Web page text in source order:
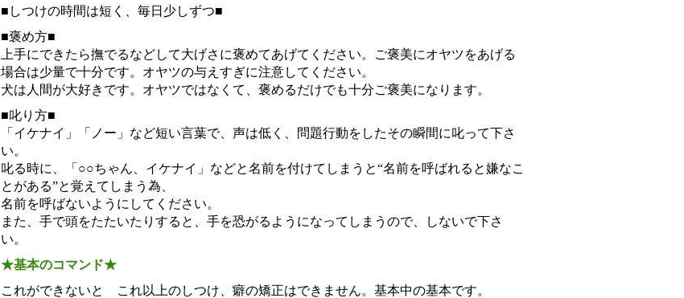
■しつけの時間は短く、毎日少しずつ■
■褒め方■
上手にできたら撫でるなどして大げさに褒めてあげてください。ご褒美にオヤツをあげる
場合は少量で十分です。オヤツの与えすぎに注意してください。
犬は人間が大好きです。オヤツではなくて、褒めるだけでも十分ご褒美になります。
■叱り方■
「イケナイ」「ノー」など短い言葉で、声は低く、問題行動をしたその瞬間に叱って下さ
い。
叱る時に、「○○ちゃん、イケナイ」などと名前を付けてしまうと“名前を呼ばれると嫌なこ
とがある”と覚えてしまう為、
名前を呼ばないようにしてください。
また、手で頭をたたいたりすると、手を恐がるようになってしまうので、しないで下さ
い。
★基本のコマンド★
これができないと これ以上のしつけ、癖の矯正はできません。基本中の基本です。